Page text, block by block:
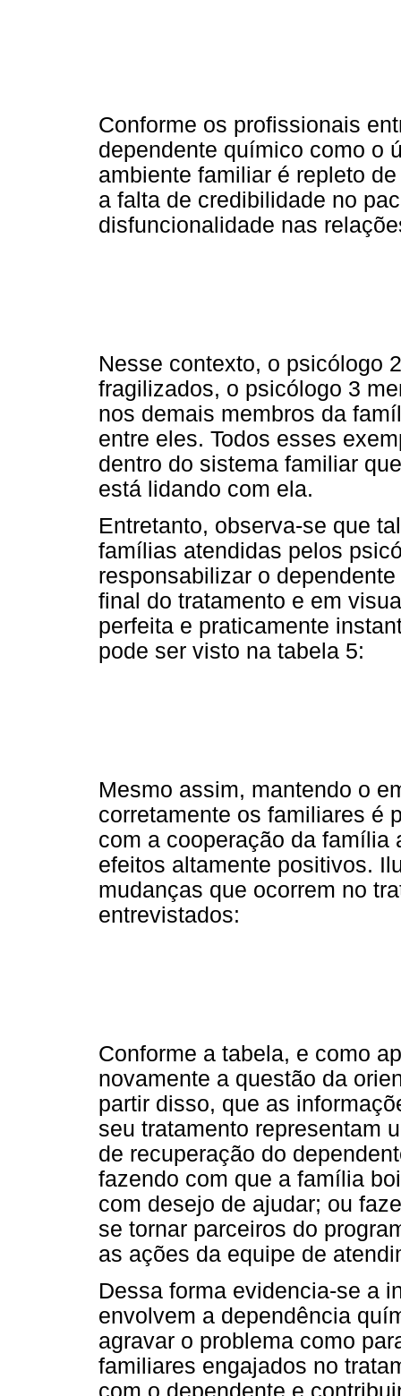
Conforme os profissionais
dependente químico como o
ambiente familiar é repleto
a falta de credibilidade no
disfuncionalidade nas
Nesse contexto, o psicólogo
fragilizados, o psicólogo 3
nos demais membros da
entre eles. Todos esses
dentro do sistema familiar
está lidando com ela.
Entretanto, observa-se que
famílias atendidas pelos
responsabilizar o
final do tratamento e em
perfeita e praticamente
pode ser visto na tabela 5:
Mesmo assim, mantendo o
corretamente os familiares é
com a cooperação da família
efeitos altamente positivos.
mudanças que ocorrem no
entrevistados:
Conforme a tabela, e como
novamente a questão da
partir disso, que as
seu tratamento representam
de recuperação do
fazendo com que a família
com desejo de ajudar; ou
se tornar parceiros do
as ações da equipe de
Dessa forma evidencia-se a
envolvem a dependência
agravar o problema como
familiares engajados no
com o dependente e